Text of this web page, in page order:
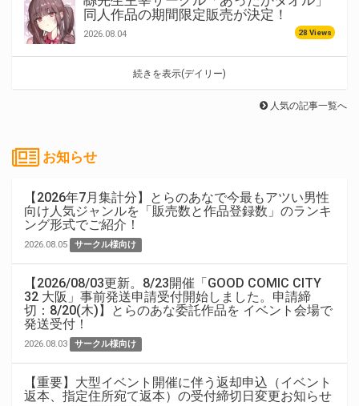
同人作品の期間限定販売が決定！
2026.08.04 28 Views
続きを表示(デイリー)
人気の記事一覧へ
お知らせ
【2026年7月集計分】とらのあなで今最もアツい男性
向け人気ジャンルを「販売数と作品登録数」のランキ
ング形式でご紹介！
2026.08.05 サークル様向け
【2026/08/03更新。8/23開催「GOOD COMIC CITY
32 大阪」事前発送申請受付開始しました。申請締
切：8/20(木)】とらのあな委託作品を イベント会場で
発送受付！
2026.08.03 サークル様向け
【重要】大型イベント開催に伴う返却申込（イベント
返本、指定住所宛て返本）の受付締切日変更お知らせ